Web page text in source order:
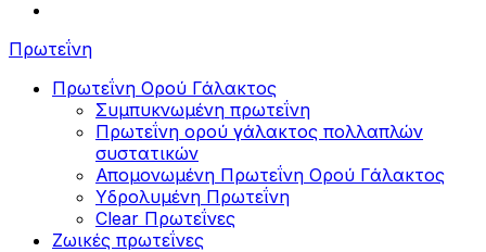
Πρωτεΐνη
Πρωτεΐνη Ορού Γάλακτος
Συμπυκνωμένη πρωτεΐνη
Πρωτεΐνη ορού γάλακτος πολλαπλών
συστατικών
Απομονωμένη Πρωτεΐνη Ορού Γάλακτος
Υδρολυμένη Πρωτεΐνη
Clear Πρωτεΐνες
Ζωικές πρωτεΐνες